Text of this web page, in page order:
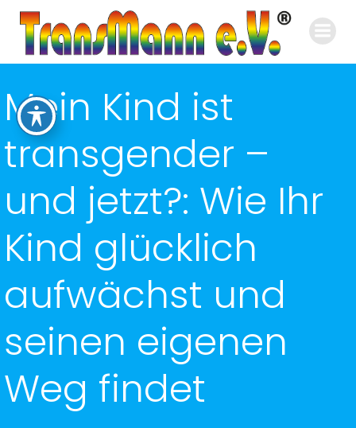
Zum
Inhalt
springen
Mein Kind ist
transgender –
und jetzt?: Wie Ihr
Kind glücklich
aufwächst und
seinen eigenen
Weg findet